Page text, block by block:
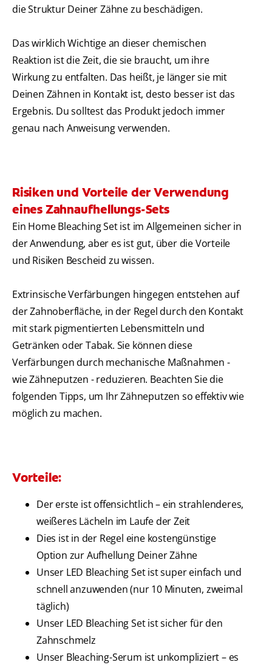
die Struktur Deiner Zähne zu beschädigen.
Das wirklich Wichtige an dieser chemischen
Reaktion ist die Zeit, die sie braucht, um ihre
Wirkung zu entfalten. Das heißt, je länger sie mit
Deinen Zähnen in Kontakt ist, desto besser ist das
Ergebnis. Du solltest das Produkt jedoch immer
genau nach Anweisung verwenden.
Risiken und Vorteile der Verwendung
eines Zahnaufhellungs-Sets
Ein Home Bleaching Set ist im Allgemeinen sicher in
der Anwendung, aber es ist gut, über die Vorteile
und Risiken Bescheid zu wissen.
Extrinsische Verfärbungen hingegen entstehen auf
der Zahnoberfläche, in der Regel durch den Kontakt
mit stark pigmentierten Lebensmitteln und
Getränken oder Tabak. Sie können diese
Verfärbungen durch mechanische Maßnahmen -
wie Zähneputzen - reduzieren. Beachten Sie die
folgenden Tipps, um Ihr Zähneputzen so effektiv wie
möglich zu machen.
Vorteile:
Der erste ist offensichtlich – ein strahlenderes,
weißeres Lächeln im Laufe der Zeit
Dies ist in der Regel eine kostengünstige
Option zur Aufhellung Deiner Zähne
Unser LED Bleaching Set ist super einfach und
schnell anzuwenden (nur 10 Minuten, zweimal
täglich)
Unser LED Bleaching Set ist sicher für den
Zahnschmelz
Unser Bleaching-Serum ist unkompliziert – es